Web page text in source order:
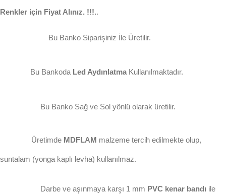
Renkler için Fiyat Alınız. !!!..
Bu Banko Siparişiniz İle Üretilir.
Bu Bankoda Led Aydınlatma Kullanılmaktadır.
Bu Banko Sağ ve Sol yönlü olarak üretilir.
Üretimde MDFLAM malzeme tercih edilmekte olup,
suntalam (yonga kaplı levha) kullanılmaz.
Darbe ve aşınmaya karşı 1 mm PVC kenar bandı ile